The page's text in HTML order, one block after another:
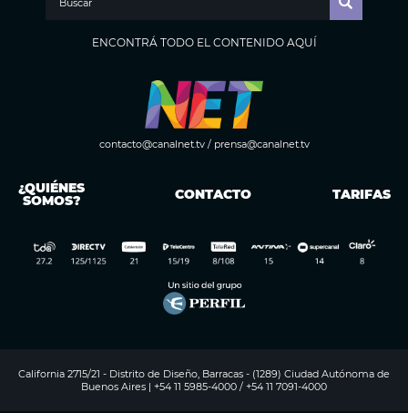
ENCONTRÁ TODO EL CONTENIDO AQUÍ
contacto@canalnet.tv/ prensa@canalnet.tv
¿QUIÉNES
SOMOS? CONTACTO TARIFAS
California 2715/21 - Distrito de Diseño, Barracas - (1289) Ciudad Autónoma de
Buenos Aires | +54 11 5985-4000 / +54 11 7091-4000